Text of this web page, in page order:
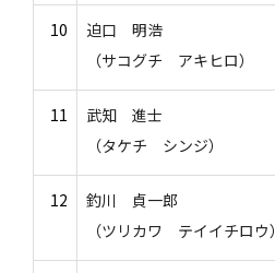
10
迫口 明浩
（サコグチ アキヒロ）
11
武知 進士
（タケチ シンジ）
12
釣川 貞一郎
（ツリカワ テイイチロウ）